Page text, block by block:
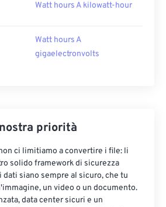
Watt hours A kilowatt-hour
Watt hours A
gigaelectronvolts
priorità
ci limitiamo a convertire i file: li
solido framework di sicurezza
siano sempre al sicuro, che tu
un video o un documento.
data center sicuri e un